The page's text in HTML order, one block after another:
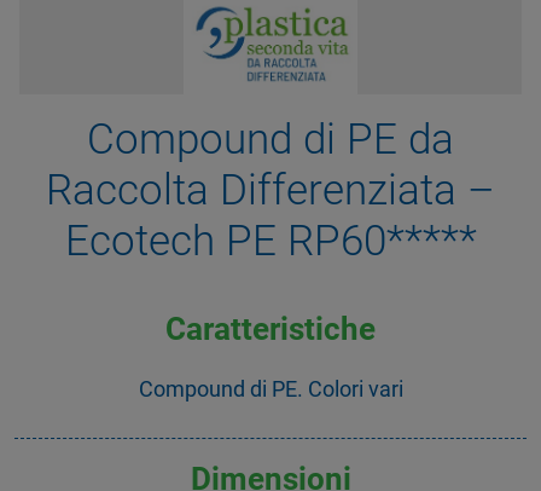
Compound di PE da
Raccolta Differenziata –
Ecotech PE RP60*****
Caratteristiche
Compound di PE. Colori vari
Dimensioni